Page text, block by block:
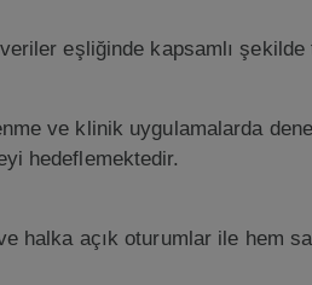
eşliğinde kapsamlı şekilde
ve klinik uygulamalarda
hedeflemektedir.
halka açık oturumlar ile hem